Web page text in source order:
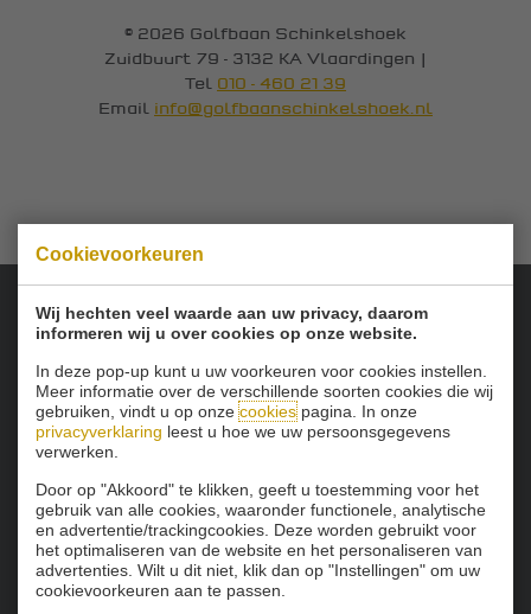
Cookievoorkeuren
Wij hechten veel waarde aan uw privacy, daarom
informeren wij u over cookies op onze website.
In deze pop-up kunt u uw voorkeuren voor cookies instellen.
Meer informatie over de verschillende soorten cookies die wij
gebruiken, vindt u op onzecookiespagina. In onze
privacyverklaring leest u hoe we uw persoonsgegevens
verwerken.
Door op "Akkoord" te klikken, geeft u toestemming voor het
gebruik van alle cookies, waaronder functionele, analytische
en advertentie/trackingcookies. Deze worden gebruikt voor
het optimaliseren van de website en het personaliseren van
advertenties. Wilt u dit niet, klik dan op "Instellingen" om uw
cookievoorkeuren aan te passen.
© 2026 Golfbaan Schinkelshoek
Zuidbuurt 79 - 3132 KA Vlaardingen |
Tel 010 - 460 21 39
Email info@golfbaanschinkelshoek.nl
Onze sponsoren: